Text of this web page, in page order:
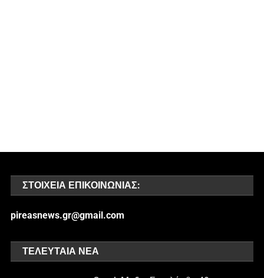
ΣΤΟΙΧΕΊΑ ΕΠΙΚΟΙΝΩΝΊΑΣ:
pireasnews.gr@gmail.com
ΤΕΛΕΥΤΑΊΑ ΝΈΑ